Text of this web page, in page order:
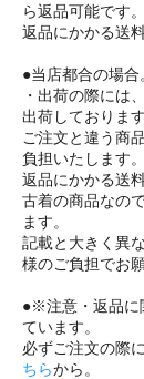
ら返品可能です。
返品にかかる送
●当店都合の場合
・出荷の際には
出荷しておりま
ご注文と違う商
負担いたします。
返品にかかる送
古着の商品なの
ます。
記載と大きく異
様のご負担でお
●※注意・返品に
ています。
必ずご注文の際
ちらから。